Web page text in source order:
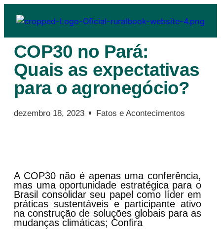
COP30 no Pará:
Quais as expectativas
para o agronegócio?
dezembro 18, 2023 Fatos e Acontecimentos
A COP30 não é apenas uma conferência,
mas uma oportunidade estratégica para o
Brasil consolidar seu papel como líder em
práticas sustentáveis e participante ativo
na construção de soluções globais para as
mudanças climáticas; Confira